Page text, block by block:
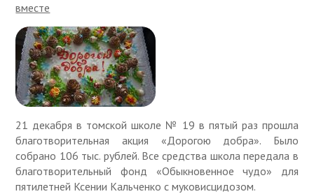
вместе
21 декабря в томской школе № 19 в пятый раз прошла
благотворительная акция «Дорогою добра». Было
собрано 106 тыс. рублей. Все средства школа передала в
благотворительный фонд «Обыкновенное чудо» для
пятилетней Ксении Кальченко с муковисцидозом.